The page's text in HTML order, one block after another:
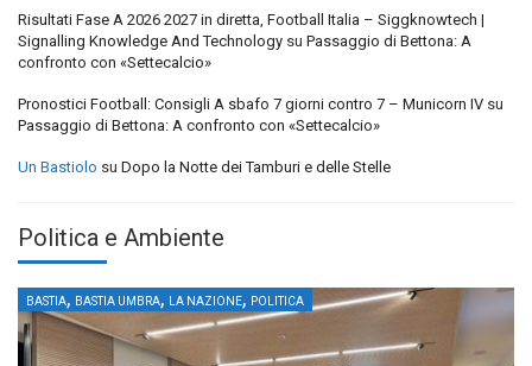
Risultati Fase A 2026 2027 in diretta, Football Italia – Siggknowtech |
Signalling Knowledge And Technology su Passaggio di Bettona: A
confronto con «Settecalcio»
Pronostici Football: Consigli A sbafo 7 giorni contro 7 – Municorn IV su
Passaggio di Bettona: A confronto con «Settecalcio»
Un Bastiolo su Dopo la Notte dei Tamburi e delle Stelle
Politica e Ambiente
BASTIA, BASTIA UMBRA, LA NAZIONE, POLITICA